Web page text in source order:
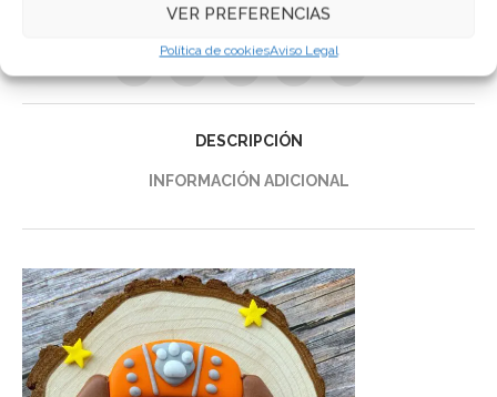
VER PREFERENCIAS
Política de cookiesAviso Legal
Galletas Patrulla Canina,Galletas personalizadas
DESCRIPCIÓN
INFORMACIÓN ADICIONAL